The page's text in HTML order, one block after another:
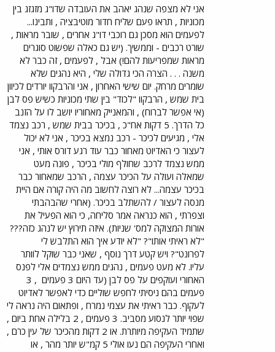
אני לא מצפה שנהג יאהב את העובדה שדו"ג מזגזג בין
מכוניות , תראו פעם שליח חדור מוטיבציה , ותבינו...
לפעמים הוא מסכן גם רוכבי דו"ג אחרים , שובר מראות ,
שורט רכבים - וממשיך. (יש גם כאלה שפשוט סוגרים
מראות שמפריעות להם!) אבל , לפעמים , זה כבר לא
משנה . . . הצרה הכי גדולה שלי , היא נהגים שלא
שומרים מרחק. יום שישי האחרון , אני והרבקוו יורדים לכיוון
בית שמש , הרבקוו "לכוד" בין שתי מכוניות כשיש פס לבן
(אי אפשר לברוח) , והמאנייק מאחוריו יושב לו על הזנב
כל הדרך. 5 דקות אח"כ , בכיכר בבית שמש , רכב נצמד
אלי , מגיעים לכיכר - רכב נמצא בכיכר , אני לא יכול
לעצור כי האדיוט מאחור כבר עוד רגע דורס אותי , אני
ממש נצמד לרכב שחולף מולי בכיכר , פונה מעט
שמאלה ועולה על הכיכר עצמה , הרכב שמאחור כבר
בכיכר עצמה... לא רוצה לחשוב מה היה קורה אם היית
מנסה לעצור / להשתלב בכיכר. (אחרי שהבהבתי
וצפרתי , הוא כנראה אמר סליחה, כי הוא הפעיל את
אורות המצוקה למס' שניות). איזה תירוץ יש לנהג כזה???
"לא ראיתי אותו"? "לא יודע איך הוא התלבש לי
לפרונט"? ויש קטע דרך נוסף , שאני כבר שוקל לוותר
עליו. לא מעט פעמים , נהגים ממש נצמדים אלי לפנס
האחורי ועוקפים על פס לבן (עד היום 3 פעמים
, 3
פעמים בהם ניסיתי לחפש שוליים כדי לאפשר לאדיוט
לעקוף. כבר ראיתי את עצמי נמרח , ופתאום היה נראה לי
שפוי יותר לנסוע מסביב. 3 פעמים , 2 בלילה אחת ביום ,
שתמיד העקיפה מיותרת. או 2 דקות מהכיכר של עין כרם ,
ואחרי העקיפה הם נעו אולי 5 קמ"ש יותר מהר , או